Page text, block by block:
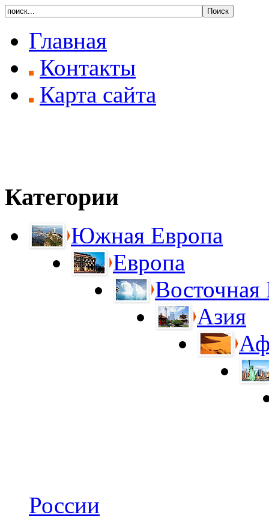
Главная
Контакты
Карта сайта
Категории
Южная Европа
Европа
Восточная
Азия
России